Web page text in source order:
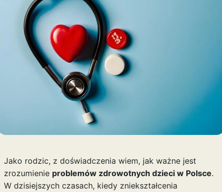
Jako rodzic, z doświadczenia wiem, jak ważne jest
zrozumienie problemów zdrowotnych dzieci w Polsce.
W dzisiejszych czasach, kiedy zniekształcenia